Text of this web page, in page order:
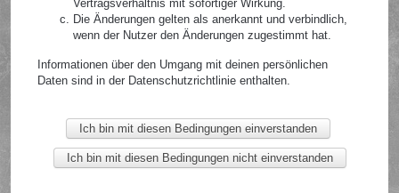
Vertragsverhältnis mit sofortiger Wirkung.
Die Änderungen gelten als anerkannt und verbindlich,
wenn der Nutzer den Änderungen zugestimmt hat.
Informationen über den Umgang mit deinen persönlichen
Daten sind in der Datenschutzrichtlinie enthalten.